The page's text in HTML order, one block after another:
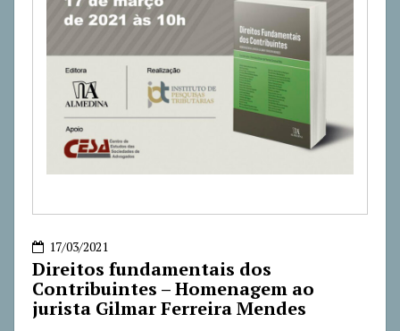
17/03/2021
Direitos fundamentais dos
Contribuintes – Homenagem ao
jurista Gilmar Ferreira Mendes